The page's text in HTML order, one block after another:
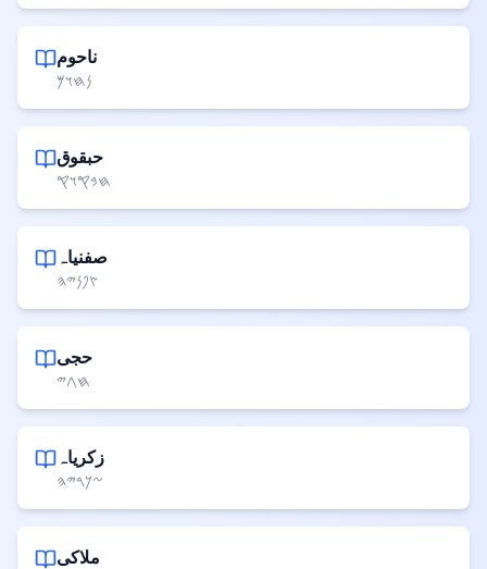
ناحوم
𐤍𐤇𐤅𐤌
حبقوق
𐤇𐤁𐤒𐤅𐤒
صفنیاہ
𐤑𐤐𐤍𐤉𐤄
حجی
𐤇𐤂𐤉
زکریاہ
𐤆𐤊𐤓𐤉𐤄
ملاکی